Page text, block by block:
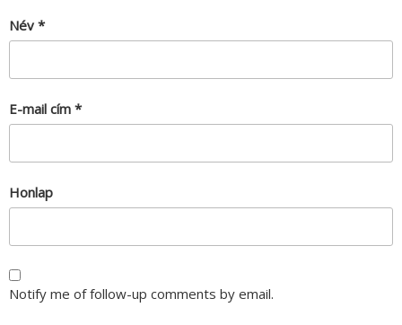
Név *
E-mail cím *
Honlap
Notify me of follow-up comments by email.